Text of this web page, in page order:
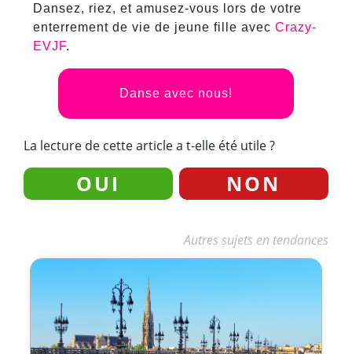
Dansez, riez, et amusez-vous lors de votre
enterrement de vie de jeune fille avec Crazy-
EVJF.
Danse avec nous!
La lecture de cette article a t-elle été utile ?
OUI NON
Autres sujets en tendances